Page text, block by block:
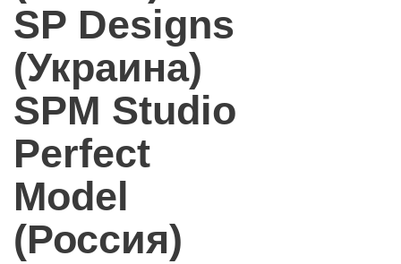
SP Designs
(Украина)
SPM Studio
Perfect
Model
(Россия)